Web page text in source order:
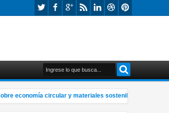
economía circular y materiales sostenibles